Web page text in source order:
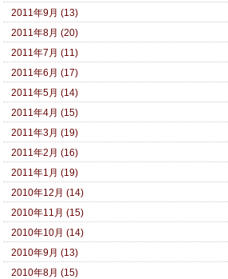
2011年9月 (13)
2011年8月 (20)
2011年7月 (11)
2011年6月 (17)
2011年5月 (14)
2011年4月 (15)
2011年3月 (19)
2011年2月 (16)
2011年1月 (19)
2010年12月 (14)
2010年11月 (15)
2010年10月 (14)
2010年9月 (13)
2010年8月 (15)